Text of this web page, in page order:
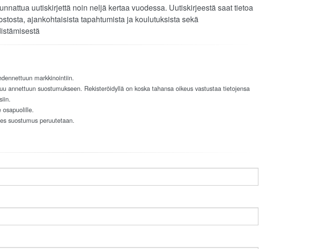
uutiskirjettä noin neljä kertaa vuodessa. Uutiskirjeestä saat tietoa
ajankohtaisista tapahtumista ja koulutuksista sekä
markkinointiin.
annettuun suostumukseen. Rekisteröidyllä on koska tahansa oikeus vastustaa tietojensa
osapuolille.
suostumus peruutetaan.